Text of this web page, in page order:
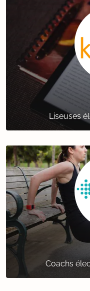
Liseuses
Coachs